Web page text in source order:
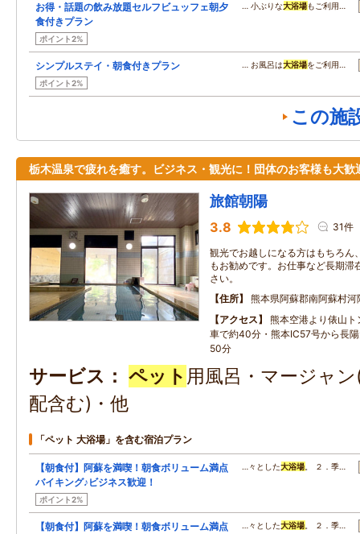
お得・話題の飲み放題セルフビュッフェ朝夕
食付きプラン
ポイント2%
… 小ぶりな大浴場もご利用…
シンプルステイ・朝食付きプラン
ポイント2%
… お風呂は大浴場をご利用…
この施
栃木温泉で疲れを癒す。ビジネス・観光に！団体のお客様も大歓
旅館朝陽
3.8 31件
観光でお越しになる方はもちろん
もお勧めです。お仕事など長期滞
さい。
住所
熊本県阿蘇郡南阿蘇村
アクセス
熊本空港より俵山
車で約40分・熊本IC57号から長
50分
サービス ペット 用風呂・マージャ
配含む)・他
「ペット 大浴場」を含む宿泊プラン
【朝食付】阿蘇を満喫！朝食ボリューム満点
バイキング♪ビジネス歓迎！
ポイント2%
…々とした大浴場 。 ２．季…
【朝食付】阿蘇を満喫！朝食ボリューム満点
…々とした大浴場 。 ２．季…